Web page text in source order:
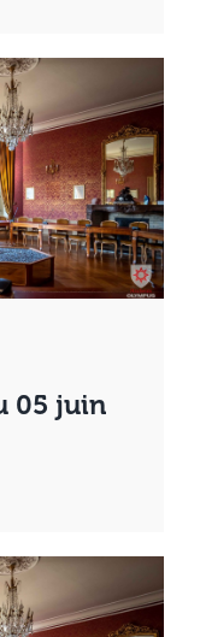
05 juin